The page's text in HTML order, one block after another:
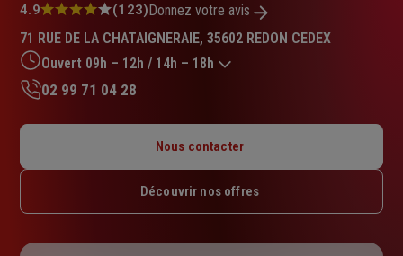
Note
4.9
sur
5
étoiles
4.9 (123)Donnez votre avis
71 RUE DE LA CHATAIGNERAIE, 35602 REDON CEDEX
Ouvert 09h – 12h / 14h – 18h
Mardi : 09h – 12h / 14h – 18h
Jeudi : 09h – 12h / 14h – 18h
Dimanche : Fermé
02 99 71 04 28
Nous contacter
Découvrir nos offres